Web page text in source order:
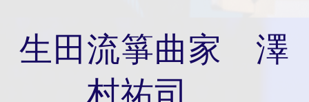
生田流箏曲家 澤
村祐司